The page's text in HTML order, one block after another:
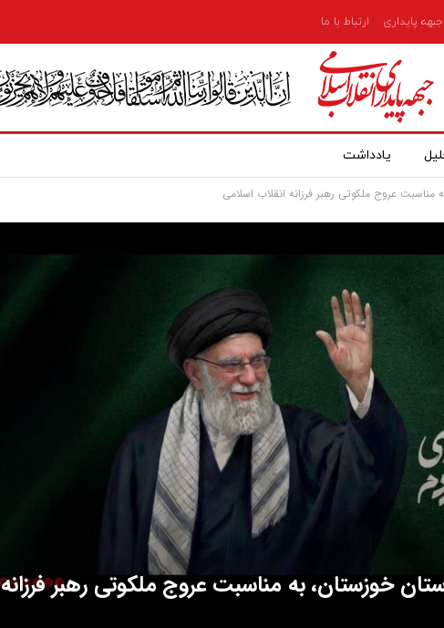
جبهه پایداری ارتباط با ما
یادداشت
مناسبت عروج ملکوتی رهبر فرزانه انقلاب اسلامی
خوزستان، به مناسبت عروج ملکوتی رهبر فرزانه